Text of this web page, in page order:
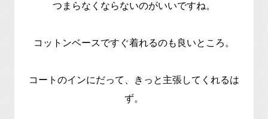
つまらなくならないのがいいですね。
コットンベースですぐ着れるのも良いところ。
コートのインにだって、きっと主張してくれるは
ず。